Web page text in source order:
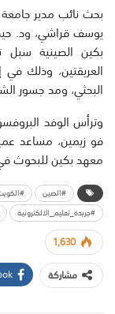
بحث نائب مدير
يوسف قراشي، ود.
بكين الصينية سبل
العريقتين، وذلك
البحثي، ومد جسور
وترأس الوفد
فو زيمين، مساعد
معهد بكين للبحوث
#الصين
#جريدة_تعليم_الالكترونية
1,630
مشاركة